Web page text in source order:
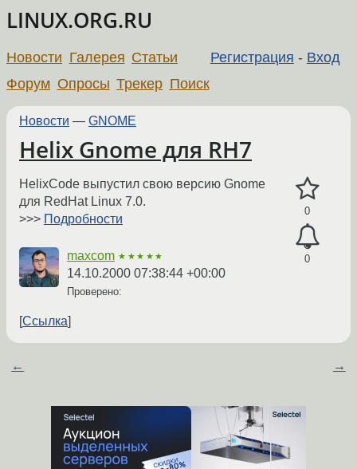
LINUX.ORG.RU
Регистрация - Вход
Новости Галерея Статьи
Форум Опросы Трекер Поиск
Новости — GNOME
Helix Gnome для RH7
0
0
HelixCode выпустил свою версию Gnome
для RedHat Linux 7.0.
>>> Подробности
maxcom ★★★★★
14.10.2000 07:38:44 +00:00
Проверено:
Ссылка
← →